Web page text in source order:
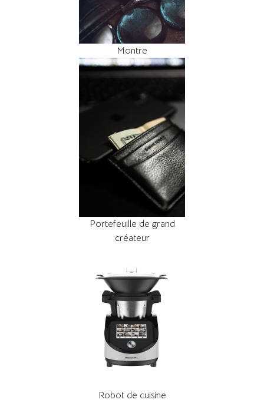
Montre
Portefeuille de grand
créateur
Robot de cuisine